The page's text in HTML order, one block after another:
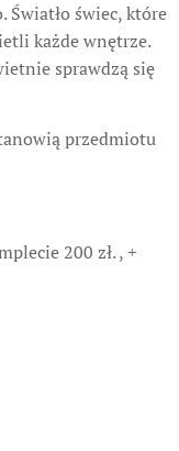
świec, które
każde wnętrze.
sprawdzą się
przedmiotu
200 zł. , +